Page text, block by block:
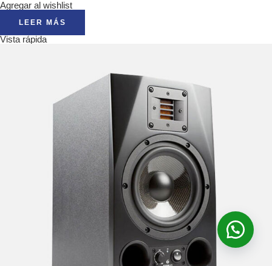
Agregar al wishlist
LEER MÁS
Vista rápida